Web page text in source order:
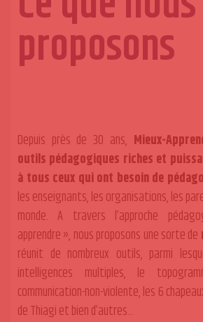
proposons
Depuis près de 30 ans, Mieux-
outils pédagogiques riches et
à tous ceux qui ont besoin de
les enseignants, les organisations, les
monde. A travers l’approche
apprendre », nous proposons une sorte de
réunit de nombreux outils, parmi
intelligences multiples, le
communication-non-violente, les 6
de Thiagi et bien d’autres…